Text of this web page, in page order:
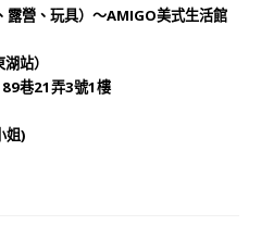
站）
巷21弄3號1樓
姐)